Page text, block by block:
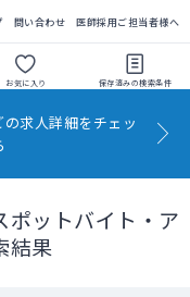
問い合わせ 医師採用ご担当者様へ
お気に入り 保存済みの検索条件
求人詳細をチェッ
ポットバイト・ア
結果